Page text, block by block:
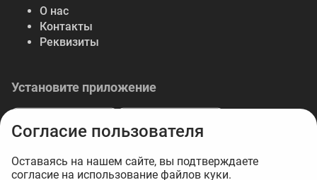
О нас
Контакты
Реквизиты
Установите приложение
Согласие пользователя
Оставаясь на нашем сайте, вы подтверждаете
согласие на использование файлов куки.